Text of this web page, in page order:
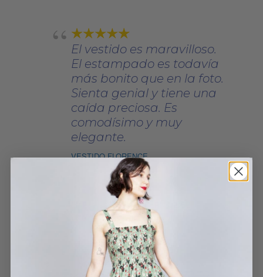
El vestido es maravilloso.
El estampado es todavía
más bonito que en la foto.
Sienta genial y tiene una
caída preciosa. Es
comodísimo y muy
elegante.
VESTIDO FLORENCE
MARIA GUTIERREZ FERNANDEZ
29 MAYO, 2025
Más bonita que en la foto.